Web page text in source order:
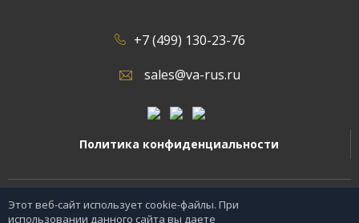
+7 (499) 130-23-76
sales@va-rus.ru
Политика конфиденциальности
2026 © Все права защищены.
Этот веб-сайт использует cookie-файлы. При
использовании данного сайта вы даете